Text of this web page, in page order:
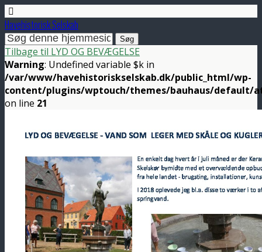
Havehistorisk Selskab
Tilbage til LYD OG BEVÆGELSE
Warning: Undefined variable $k in
/var/www/havehistoriskselskab.dk/public_html/wp-
content/plugins/wptouch/themes/bauhaus/default/
on line 21